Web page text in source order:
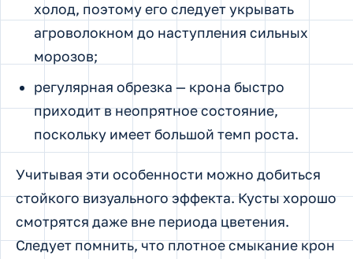
холод, поэтому его следует укрывать
агроволокном до наступления сильных
морозов;
регулярная обрезка — крона быстро
приходит в неопрятное состояние,
поскольку имеет большой темп роста.
Учитывая эти особенности можно добиться
стойкого визуального эффекта. Кусты хорошо
смотрятся даже вне периода цветения.
Следует помнить, что плотное смыкание крон